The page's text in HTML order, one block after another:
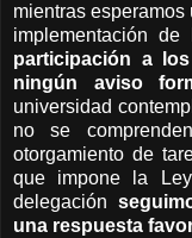
mientras
implementación de
participación a
ningún aviso
universidad
no se
otorgamiento de
que impone la
delegación
una respuesta